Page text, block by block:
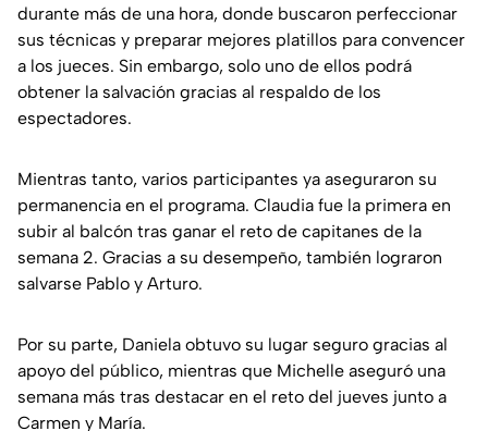
durante más de una hora, donde buscaron perfeccionar
sus técnicas y preparar mejores platillos para convencer
a los jueces. Sin embargo, solo uno de ellos podrá
obtener la salvación gracias al respaldo de los
espectadores.
Mientras tanto, varios participantes ya aseguraron su
permanencia en el programa. Claudia fue la primera en
subir al balcón tras ganar el reto de capitanes de la
semana 2. Gracias a su desempeño, también lograron
salvarse Pablo y Arturo.
Por su parte, Daniela obtuvo su lugar seguro gracias al
apoyo del público, mientras que Michelle aseguró una
semana más tras destacar en el reto del jueves junto a
Carmen y María.